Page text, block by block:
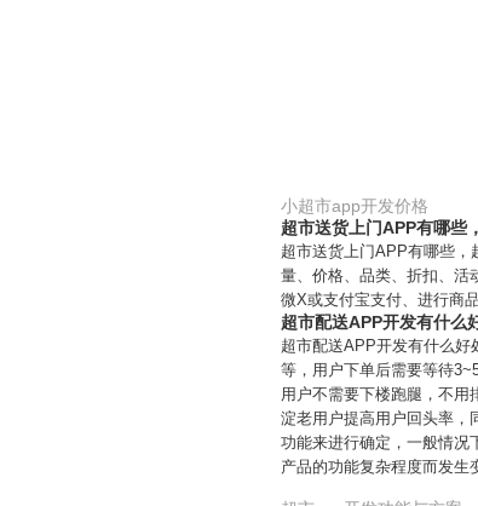
小超市app开发价格
超市送货上门APP有哪些
超市送货上门APP有哪些，
量、价格、品类、折扣、活
微X或支付宝支付、进行商
超市配送APP开发有什么
超市配送APP开发有什么好
等，用户下单后需要等待
用户不需要下楼跑腿，不用
淀老用户提高用户回头率，
功能来进行确定，一般情况
产品的功能复杂程度而发生